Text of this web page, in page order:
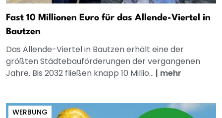
Fast 10 Millionen Euro für das Allende-Viertel in
Bautzen
Das Allende-Viertel in Bautzen erhält eine der
größten Städtebauförderungen der vergangenen
Jahre. Bis 2032 fließen knapp 10 Millio... | mehr
WERBUNG